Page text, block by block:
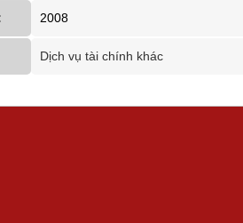
2008
Dịch vụ tài chính khác